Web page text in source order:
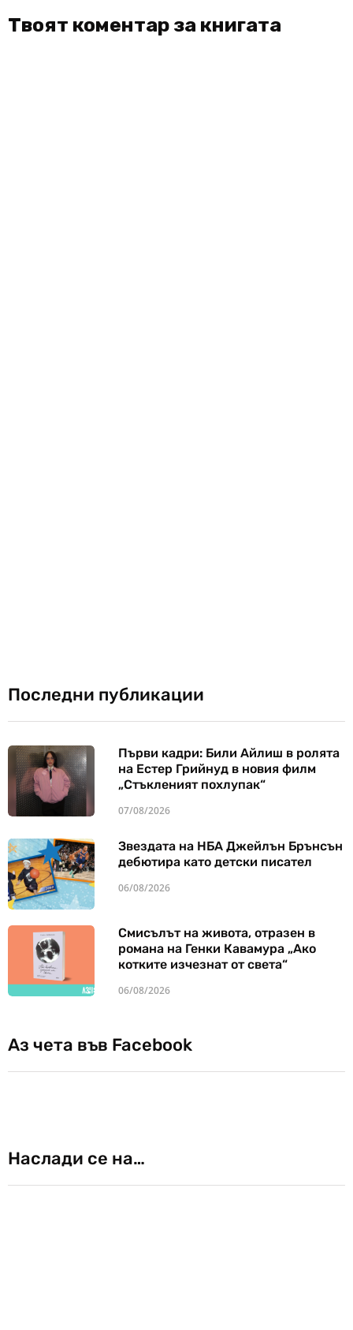
Твоят коментар за книгата
Последни публикации
Първи кадри: Били Айлиш в ролята
на Естер Грийнуд в новия филм
„Стъкленият похлупак“
07/08/2026
Звездата на НБА Джейлън Брънсън
дебютира като детски писател
06/08/2026
Смисълът на живота, отразен в
романа на Генки Кавамура „Ако
котките изчезнат от света“
06/08/2026
Аз чета във Facebook
Наслади се на…